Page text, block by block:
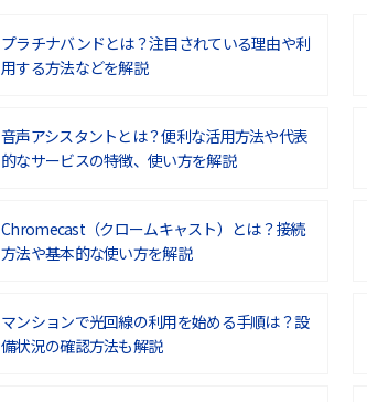
プラチナバンドとは？注目されている理由や利
用する方法などを解説
音声アシスタントとは？便利な活用方法や代表
的なサービスの特徴、使い方を解説
Chromecast（クロームキャスト）とは？接続
方法や基本的な使い方を解説
マンションで光回線の利用を始める手順は？設
備状況の確認方法も解説